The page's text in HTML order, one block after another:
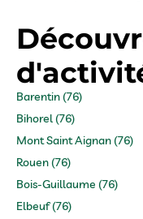
Barentin (76)
Bihorel (76)
Mont Saint Aignan (76)
Rouen (76)
Bois-Guillaume (76)
Elbeuf (76)